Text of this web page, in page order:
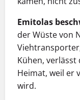
Emitolas
der Wüste von
Kühen, verlässt
Heimat, weil er
wird.